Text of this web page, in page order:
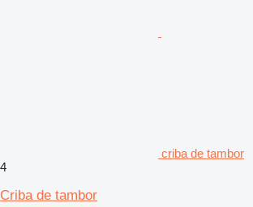
criba de tambor
4
Criba de tambor